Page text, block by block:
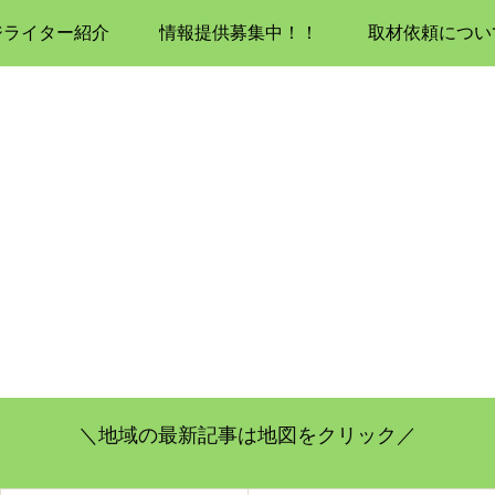
ライター紹介 情報提供募集中！！ 取材依頼につい
＼地域の最新記事は地図をクリック／